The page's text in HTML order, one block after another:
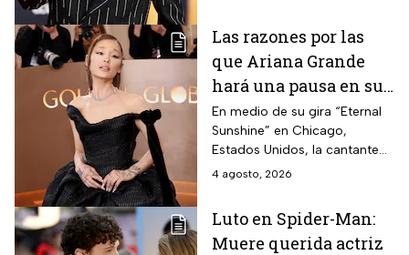
interpretado.
Las razones por las
que Ariana Grande
hará una pausa en su
carrera
En medio de su gira “Eternal
Sunshine” en Chicago,
Estados Unidos, la cantante
informó a sus fanáticos que
4 agosto, 2026
Luto en Spider-Man:
Muere querida actriz